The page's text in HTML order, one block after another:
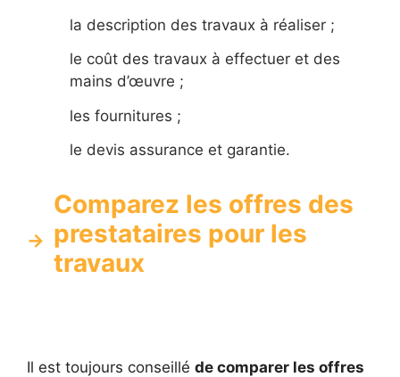
la description des travaux à réaliser ;
le coût des travaux à effectuer et des
mains d’œuvre ;
les fournitures ;
le devis assurance et garantie.
Comparez les offres des
prestataires pour les
travaux
Il est toujours conseillé de comparer les offres